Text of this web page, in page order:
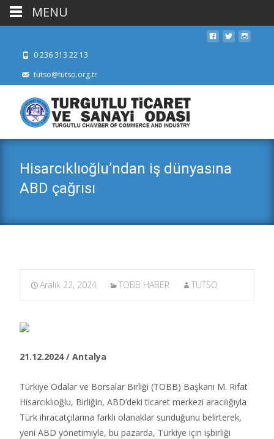
0 236 313 22 13
tutso@tutso.org.tr
Hisarcıklıoğlu’ndan iş dünyasına
ABD çağrısı
Aralık 22, 2024 TOBB HABER TUTSO
21.12.2024 / Antalya
Türkiye Odalar ve Borsalar Birliği (TOBB) Başkanı M. Rifat
Hisarcıklıoğlu, Birliğin, ABD’deki ticaret merkezi aracılığıyla
Türk ihracatçılarına farklı olanaklar sunduğunu belirterek,
yeni ABD yönetimiyle, bu pazarda, Türkiye için işbirliği
MENU